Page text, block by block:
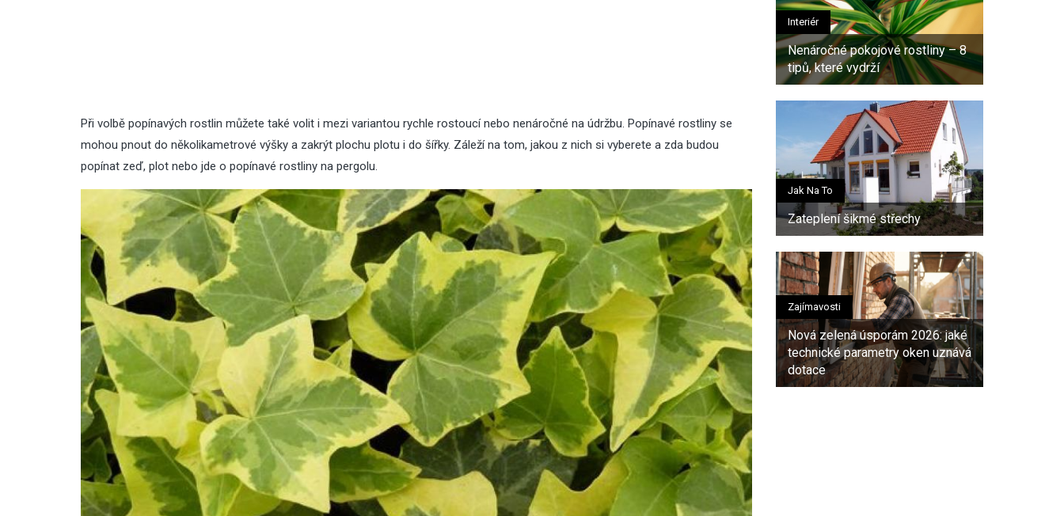
Při volbě popínavých rostlin můžete také volit i mezi variantou rychle rostoucí nebo nenáročné na údržbu. Popínavé rostliny se
mohou pnout do několikametrové výšky a zakrýt plochu plotu i do šířky. Záleží na tom, jakou z nich si vyberete a zda budou
popínat zeď, plot nebo jde o popínavé rostliny na pergolu
Interiér
Nenáročné pokojové rostliny – 8
tipů, které vydrží
Jak Na To
Zateplení šikmé střechy
Zajímavosti
Nová zelená úsporám 2026: jaké
technické parametry oken uznává
dotace